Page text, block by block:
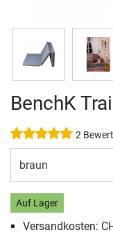
BenchK
2
braun
Auf Lager
Versandkosten: